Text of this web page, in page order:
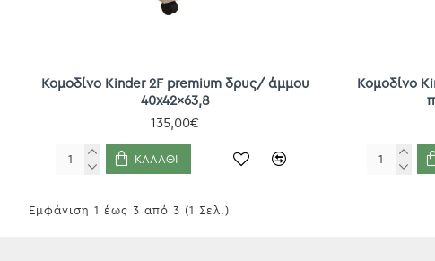
Κομοδίνο Kinder 2F premium δρυς/ άμμου
40x42x63,8
135,00€
ΚΑΛΆΘΙ
Κομοδίνο
Εμφάνιση 1 έως 3 από 3 (1 Σελ.)